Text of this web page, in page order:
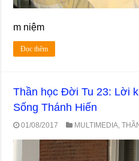
m niệm
Đọc thêm
Thần học Đời Tu 23: Lời
Sống Thánh Hiến
01/08/2017 MULTIMEDIA ,